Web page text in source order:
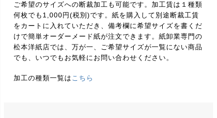
ご希望のサイズへの断裁加工も可能です。加工賃は１種類
何枚でも1,000円(税別)です。紙を購入して別途断裁工賃
をカートに入れていただき、備考欄に希望サイズを書くだ
けで簡単オーダーメード紙が注文できます。紙卸業専門の
松本洋紙店では、万が一、ご希望サイズが一覧にない商品
でも、いつでもお気軽にお問い合わせください。
加工の種類一覧は こちら